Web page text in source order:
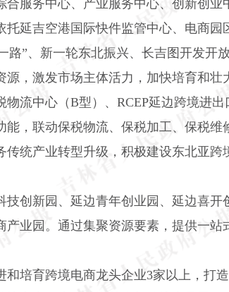
服务中心、产业服务中心、创新创业
延吉空港国际快件监管中心、电商
路”、新一轮东北振兴、长吉图开发开
，激发市场主体活力，加快培育和
物流中心（B型）、 RCEP延边跨境进
，联动保税物流、保税加工、保税维
统产业转型升级，积极建设东北亚
创新园、延边青年创业园、延边喜开
业园。通过集聚资源要素，提供一
和培育跨境电商龙头企业3家以上，打